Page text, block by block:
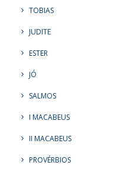
TOBIAS
JUDITE
ESTER
JÓ
SALMOS
I MACABEUS
II MACABEUS
PROVÉRBIOS